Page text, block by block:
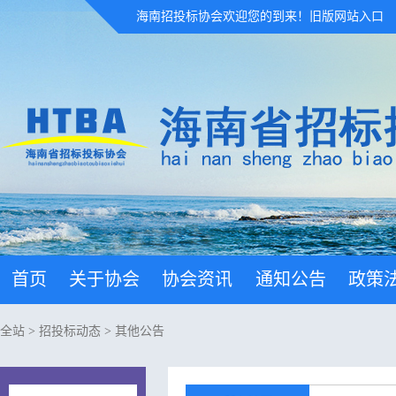
海南招投标协会欢迎您的到来！ 旧版网站入口
首页 关于协会 协会资讯 通知公告 政策
全站 > 招投标动态 > 其他公告